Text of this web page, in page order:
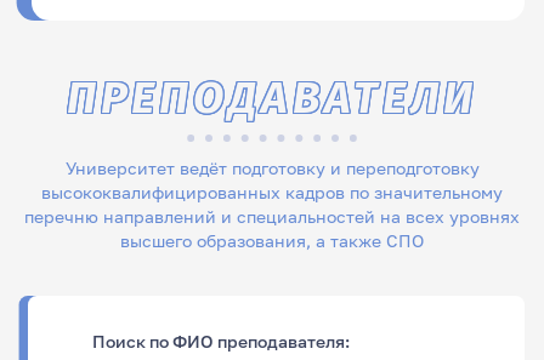
Университет ведёт подготовку и переподготовку
высококвалифицированных кадров по значительному
перечню направлений и специальностей на всех уровнях
высшего образования, а также СПО
ПРЕПОДАВАТЕЛИ
Поиск по ФИО преподавателя: